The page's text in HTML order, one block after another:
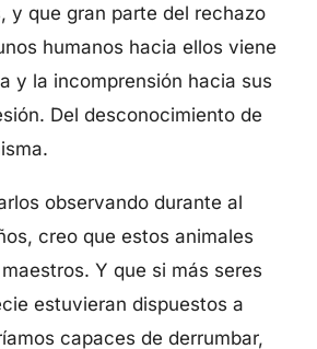
y que gran parte del rechazo
humanos hacia ellos viene
y la incomprensión hacia sus
Del desconocimiento de
observando durante al
creo que estos animales
Y que si más seres
estuvieran dispuestos a
capaces de derrumbar,